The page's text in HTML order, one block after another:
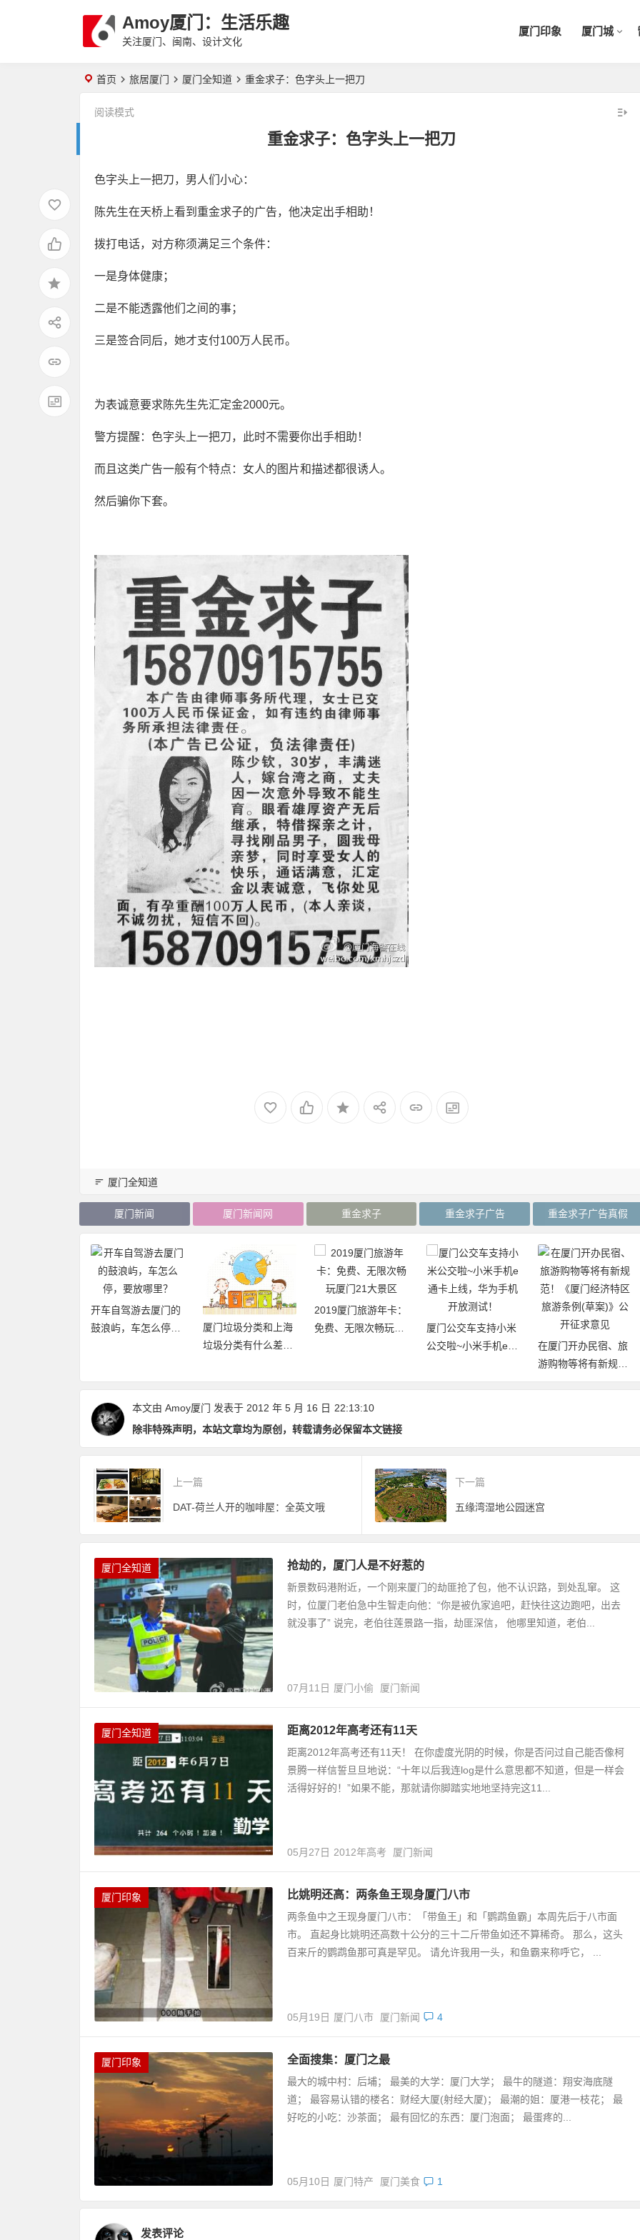
Amoy厦门：生活乐趣
关注厦门、闽南、设计文化
厦门印象 厦门城
首页 旅居厦门 厦门全知道 重金求子：色字头上一把刀
重金求子：色字头上一把刀
阅读模式
色字头上一把刀，男人们小心：
陈先生在天桥上看到重金求子的广告，他决定出手相助！
拨打电话，对方称须满足三个条件：
一是身体健康；
二是不能透露他们之间的事；
三是签合同后，她才支付100万人民币。
为表诚意要求陈先生先汇定金2000元。
警方提醒：色字头上一把刀，此时不需要你出手相助！
而且这类广告一般有个特点：女人的图片和描述都很诱人。
然后骗你下套。
厦门全知道
厦门新闻 厦门新闻网 重金求子 重金求子广告 重金求子广告真假
开车自驾游去厦门的
鼓浪屿，车怎么停，
厦门垃圾分类和上海
垃圾分类有什么差异
2019厦门旅游年卡：
免费、无限次畅玩厦
厦门公交车支持小米
公交啦~小米手机e通
放测试！
在厦门开办民宿、旅
游购物等将有新规
范！《厦门经济特区
本文由 Amoy厦门 发表于 2012 年 5 月 16 日 22:13:10
除非特殊声明，本站文章均为原创，转载请务必保留本文链接
上一篇
DAT-荷兰人开的咖啡屋：全英文哦
下一篇
五缘湾湿地公园迷宫
厦门全知道 抢劫的，厦门人是不好惹的
新景数码港附近，一个刚来厦门的劫匪抢了包，他不认识路，到处乱窜。 这
时，位厦门老伯急中生智走向他：“你是被仇家追吧，赶快往这边跑吧，出去
就没事了” 说完，老伯往莲景路一指，劫匪深信， 他哪里知道，老伯...
07月11日 厦门小偷 厦门新闻
厦门全知道 距离2012年高考还有11天
距离2012年高考还有11天！ 在你虚度光阴的时候，你是否问过自己能否像柯
景腾一样信誓旦旦地说：“十年以后我连log是什么意思都不知道，但是一样会
活得好好的！”如果不能，那就请你脚踏实地地坚持完这11...
05月27日 2012年高考 厦门新闻
厦门印象 比姚明还高：两条鱼王现身厦门八市
两条鱼中之王现身厦门八市：「带鱼王」和「鹦鹉鱼霸」本周先后于八市面
市。 直起身比姚明还高数十公分的三十二斤带鱼如还不算稀奇。 那么，这头
百来斤的鹦鹉鱼那可真是罕见。 请允许我用一头，和鱼霸来称呼它， ...
05月19日 厦门八市 厦门新闻 4
厦门印象 全面搜集：厦门之最
最大的城中村：后埔； 最美的大学：厦门大学； 最牛的隧道：翔安海底隧
道； 最容易认错的楼名：财经大厦(射经大厦)； 最潮的姐：厦港一枝花； 最
好吃的小吃：沙茶面； 最有回忆的东西：厦门泡面； 最蛋疼的...
05月10日 厦门特产 厦门美食 1
发表评论